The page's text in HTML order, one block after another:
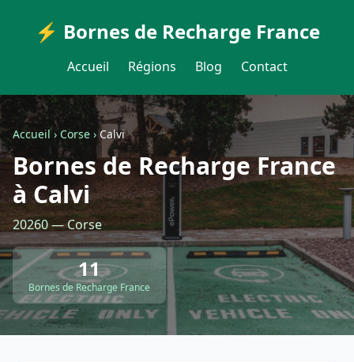
⚡ Bornes de Recharge France
Accueil Régions Blog Contact
Accueil›Corse › Calvi
Bornes de Recharge France
à Calvi
20260 — Corse
11
Bornes de Recharge France